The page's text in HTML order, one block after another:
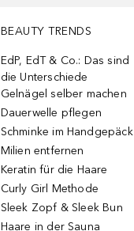
BEAUTY TRENDS
EdP, EdT & Co.: Das sind
die Unterschiede
Gelnägel selber machen
Dauerwelle pflegen
Schminke im Handgepäck
Milien entfernen
Keratin für die Haare
Curly Girl Methode
Sleek Zopf & Sleek Bun
Haare in der Sauna